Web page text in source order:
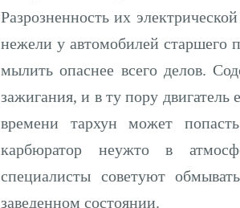
Разрозненность их
нежели у автомобилей старшего
мылить опаснее всего делов.
зажигания, и в ту пору двигатель
времени тархун может
карбюратор неужто в
специалисты советуют
заведенном состоянии.